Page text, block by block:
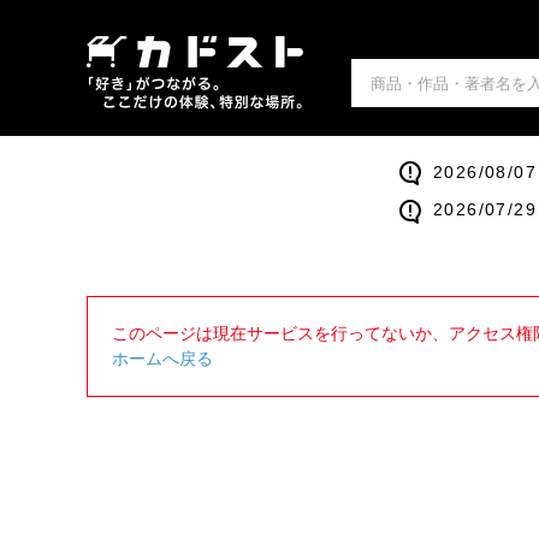
2026/08/07
2026/07/29
このページは現在サービスを行ってないか、アクセス
ホームへ戻る